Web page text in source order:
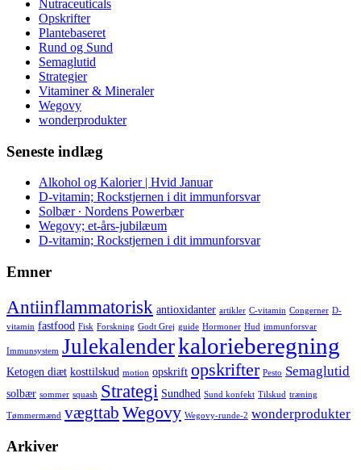
Nutraceuticals
Opskrifter
Plantebaseret
Rund og Sund
Semaglutid
Strategier
Vitaminer & Mineraler
Wegovy
wonderprodukter
Seneste indlæg
Alkohol og Kalorier | Hvid Januar
D-vitamin; Rockstjernen i dit immunforsvar
Solbær ∙ Nordens Powerbær
Wegovy; et-års-jubilæum
D-vitamin; Rockstjernen i dit immunforsvar
Emner
Antiinflammatorisk antioxidanter artikler C-vitamin Congerner D-
vitamin fastfood Fisk Forskning Godt Grej guide Hormoner Hud immunforsvar
Immunsystem Julekalenderkalorieberegning
Ketogen diæt kosttilskud motion opskrift opskrifter Pesto Semaglutid
solbær sommer squash Strategi Sundhed Sund konfekt Tilskud træning
Tømmermænd vægttab Wegovy Wegovy-runde-2 wonderprodukter
Arkiver